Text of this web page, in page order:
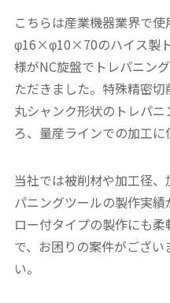
こちらは産業機器業界で
φ16×φ10×70のハイス製
様がNC旋盤でトレパニン
ただきました。特殊精密
丸シャンク形状のトレパ
ろ、量産ラインでの加工に
当社では被削材や加工径
パニングツールの製作実
ロー付タイプの製作にも
で、お困りの案件がござ
い。